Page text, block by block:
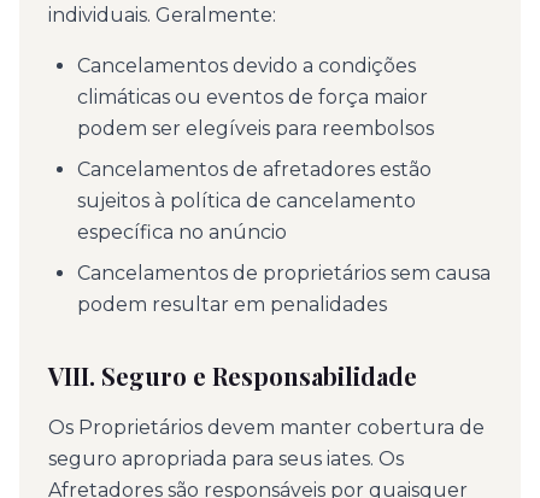
individuais. Geralmente:
Cancelamentos devido a condições
climáticas ou eventos de força maior
podem ser elegíveis para reembolsos
Cancelamentos de afretadores estão
sujeitos à política de cancelamento
específica no anúncio
Cancelamentos de proprietários sem causa
podem resultar em penalidades
VIII. Seguro e Responsabilidade
Os Proprietários devem manter cobertura de
seguro apropriada para seus iates. Os
Afretadores são responsáveis por quaisquer